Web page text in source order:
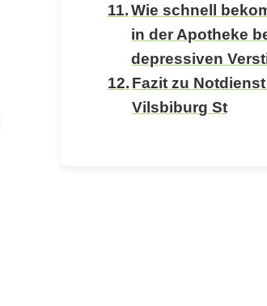
Wie schnell
in der Apotheke
depressiven
Fazit zu
Vilsbiburg St